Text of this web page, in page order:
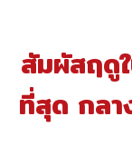
สัมผัสฤดู
ที่สุด กลา